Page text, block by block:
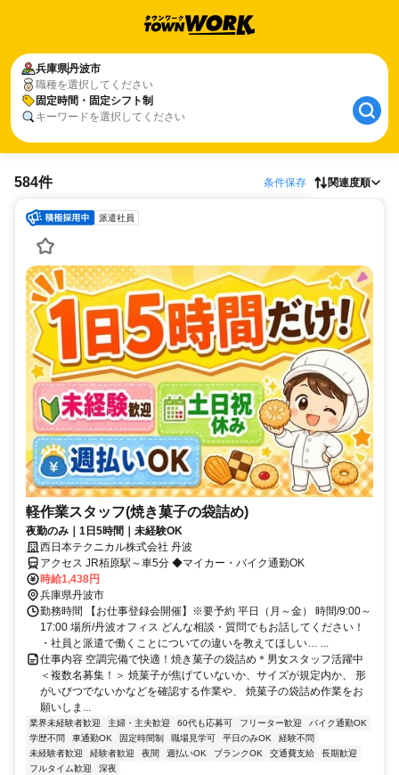
兵庫県丹波市
職種を選択してください
固定時間・固定シフト制
キーワードを選択してください
584件 条件保存 関連度順
派遣社員
軽作業スタッフ(焼き菓子の袋詰め)
夜勤のみ｜1日5時間｜未経験OK
西日本テクニカル株式会社 丹波
アクセス JR栢原駅～車5分 ◆マイカー・バイク通勤OK
時給1,438円
兵庫県丹波市
勤務時間 【お仕事登録会開催】※要予約 平日（月～金） 時間/9:00～
17:00 場所/丹波オフィス どんな相談・質問でもお話してください！
・社員と派遣で働くことについての違いを教えてほしい… ...
仕事内容 空調完備で快適！焼き菓子の袋詰め＊男女スタッフ活躍中
＜複数名募集！＞ 焼菓子が焦げていないか、サイズが規定内か、 形
がいびつでないかなどを確認する作業や、 焼菓子の袋詰め作業をお
願いしま...
業界未経験者歓迎 主婦・主夫歓迎 60代も応募可 フリーター歓迎
バイク通勤OK
学歴不問
車通勤OK 固定時間制 職場見学可 平日のみOK
経験不問
未経験者歓迎
経験者歓迎 夜間 週払いOK ブランクOK 交通費支給
長期歓迎
フルタイム歓迎
深夜